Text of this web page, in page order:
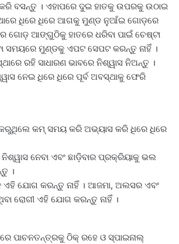
ବସନ୍ତୁ । ଏହାପରେ ଦୁଇ ହାତକୁ ଉପରକୁ ଉଠାଇ
ଧିରେ ଧିରେ ଆଗକୁ ମୁଣ୍ଡ ନୁଆଁଇ ଗୋଡ଼ରେ
ଗୋଡ଼ ଆଙ୍ଗୁଠିକୁ ହାତରେ ଧରିବା ପାଇଁ ଚେଷ୍ଟା
ସମୟରେ ମୁଣ୍ଡକୁ ଏପଟ ସେପଟ କରନ୍ତୁ ନାହିଁ ।
ରହି ସାଧାରଣ ଭାବରେ ନିଶ୍ୱାସ ନିଅନ୍ତୁ ।
ନେଇ ଧିରେ ଧିରେ ପୂର୍ବ ଅବସ୍ଥାକୁ ଫେରି
କମ୍‌ ସମୟ କରି ଅଭ୍ୟାସ କରି ଧିରେ ଧିରେ
ନେବା ଏବଂ ଛାଡ଼ିବାର ପ୍ରକ୍ରିୟାକୁ ଭଲ
।
ଏହି ଯୋଗ କରନ୍ତୁ ନାହିଁ । ଆଜମା, ଅଲସର ଏବଂ
ରୋଗୀ ଏହି ଯୋଗ କରନ୍ତୁ ନାହିଁ ।
ପାଚନତନ୍ତ୍ରକୁ ଠିକ୍‌ ରହେ ଓ ସ୍ପାଇନାଲ୍‌